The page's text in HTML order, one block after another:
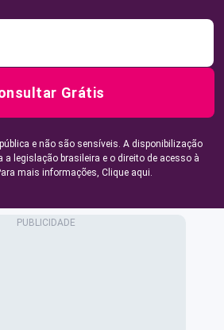
Grátis
e não são sensíveis. A disponibilização
a legislação brasileira e o direito de acesso à
mais informações, Clique aqui.